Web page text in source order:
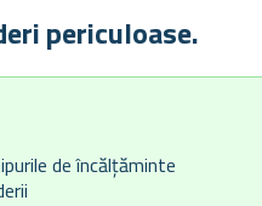
periculoase.
de încălțăminte